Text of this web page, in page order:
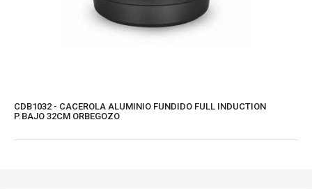
CDB1032 - CACEROLA ALUMINIO FUNDIDO FULL INDUCTION
P.BAJO 32CM ORBEGOZO